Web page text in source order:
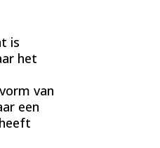
is
het
van
een